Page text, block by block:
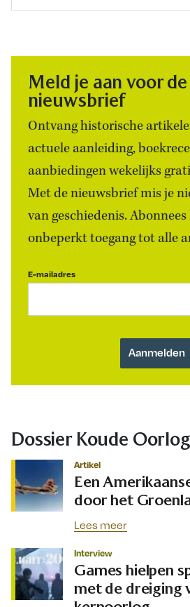
Meld je aan voor de
nieuwsbrief
Ontvang historische
actuele aanleiding,
aanbiedingen wekelijks
Met de nieuwsbrief mis je
van geschiedenis.
onbeperkt toegang tot alle
E-mailadres
Dossier Koude Oorlog
Artikel
Een
door het
Lees meer
Interview
Games hielpen
met de dreiging